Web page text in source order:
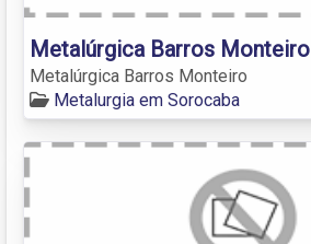
Metalúrgica Barros Monteiro
Metalúrgica Barros Monteiro
Metalurgia em Sorocaba